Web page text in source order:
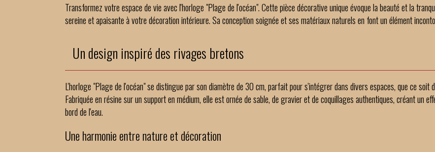
Transformez votre espace de vie avec l'horloge "Plage de l'océan". Cette pièce décorative unique évoque la beauté et la
sereine et apaisante à votre décoration intérieure. Sa conception soignée et ses matériaux naturels en font un élément
Un design inspiré des rivages bretons
L'horloge "Plage de l'océan" se distingue par son diamètre de 30 cm, parfait pour s'intégrer dans divers espaces, que ce soit
Fabriquée en résine sur un support en médium, elle est ornée de sable, de gravier et de coquillages authentiques, créant un
bord de l'eau.
Une harmonie entre nature et décoration